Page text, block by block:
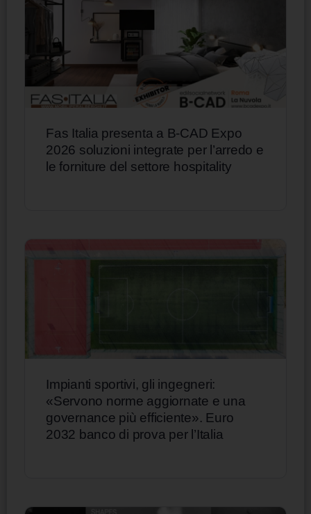
Fas Italia presenta a B-CAD Expo
2026 soluzioni integrate per l’arredo e
le forniture del settore hospitality
Impianti sportivi, gli ingegneri:
«Servono norme aggiornate e una
governance più efficiente». Euro
2032 banco di prova per l’Italia